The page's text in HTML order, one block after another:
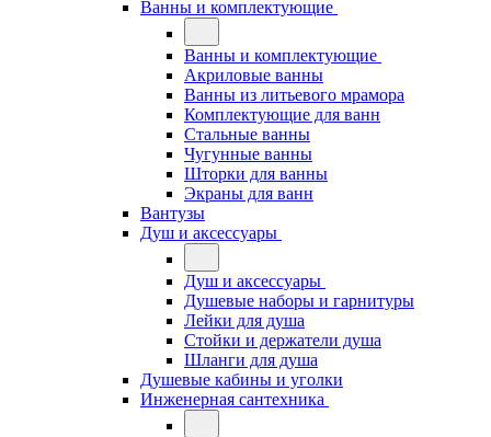
Ванны и комплектующие
Ванны и комплектующие
Акриловые ванны
Ванны из литьевого мрамора
Комплектующие для ванн
Стальные ванны
Чугунные ванны
Шторки для ванны
Экраны для ванн
Вантузы
Душ и аксессуары
Душ и аксессуары
Душевые наборы и гарнитуры
Лейки для душа
Стойки и держатели душа
Шланги для душа
Душевые кабины и уголки
Инженерная сантехника